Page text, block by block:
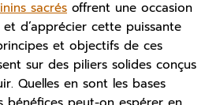
sacrés offrent une occasion
d’apprécier cette puissante
et objectifs de ces
sur des piliers solides conçus
Quelles en sont les bases